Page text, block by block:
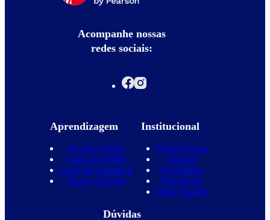
Acompanhe nossas
redes sociais:
Aprendizagem
Nossos Cursos
Curso de Inglês
Curso de Espanhol
Nossas Escolas
Institucional
Quem Somos
Equipe
Novidades
Promoções
Blog Wizard
Dúvidas